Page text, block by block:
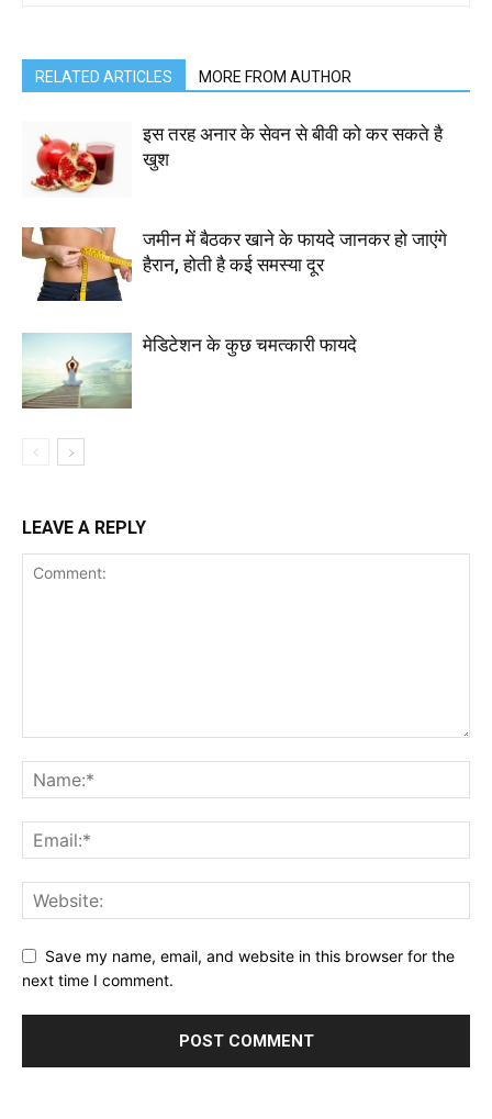
RELATED ARTICLES MORE FROM AUTHOR
इस तरह अनार के सेवन से बीवी को कर सकते है
खुश
जमीन में बैठकर खाने के फायदे जानकर हो जाएंगे
हैरान, होती है कई समस्या दूर
मेडिटेशन के कुछ चमत्कारी फायदे
LEAVE A REPLY
Save my name, email, and website in this browser for the
next time I comment.